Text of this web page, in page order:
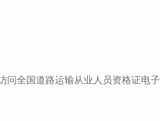
问全国道路运输从业人员资格证电子